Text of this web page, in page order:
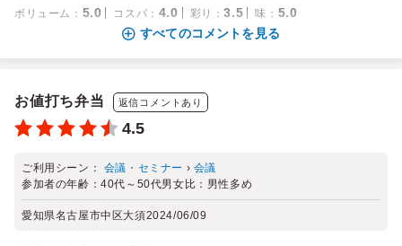
ボリューム ： 5.0 コスパ ： 4.0 彩り ：3.5 味 ： 5.0
すべてのコメントを見る
お値打ち弁当 返信コメントあり
4.5
ご利用シーン： 会議・セミナー › 会議
参加者の年齢：40代～50代男女比： 男性多め
愛知県名古屋市中区大須2024/06/09